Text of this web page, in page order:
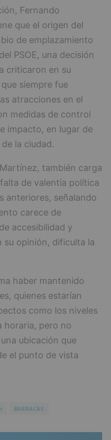
Fernando
que el origen del
de emplazamiento
PSOE, una decisión
criticaron en su
siempre fue
atracciones en el
medidas de control
impacto, en lugar de
la ciudad.
también carga
de valentía política
anteriores, señalando
carece de
accesibilidad y
su opinión, dificulta la
haber mantenido
quienes estarían
como los niveles
horaria, pero no
ubicación que
el punto de vista
BARRACAS